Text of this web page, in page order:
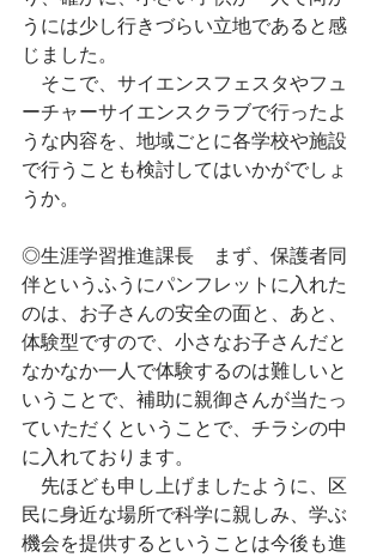
うには少し行きづらい立地であると感
じました。
そこで、サイエンスフェスタやフュ
ーチャーサイエンスクラブで行ったよ
うな内容を、地域ごとに各学校や施設
で行うことも検討してはいかがでしょ
うか。
◎生涯学習推進課長　まず、保護者同
伴というふうにパンフレットに入れた
のは、お子さんの安全の面と、あと、
体験型ですので、小さなお子さんだと
なかなか一人で体験するのは難しいと
いうことで、補助に親御さんが当たっ
ていただくということで、チラシの中
に入れております。
先ほども申し上げましたように、区
民に身近な場所で科学に親しみ、学ぶ
機会を提供するということは今後も進